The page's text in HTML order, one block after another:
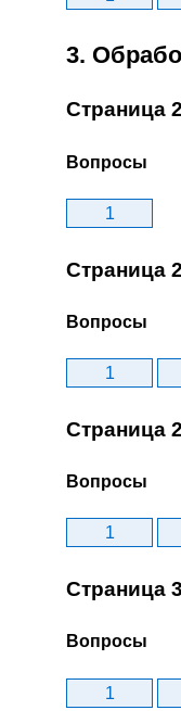
3.
Страница
Вопросы
1
Страница
Вопросы
1
Страница
Вопросы
1
Страница
Вопросы
1